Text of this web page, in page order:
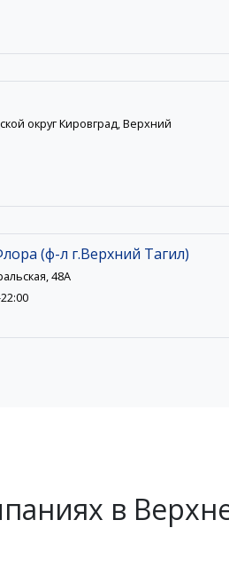
округ Кировград, Верхний
(ф-л г.Верхний Тагил)
48А
в